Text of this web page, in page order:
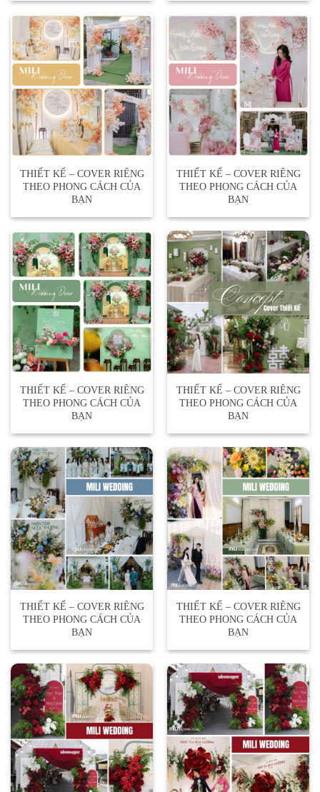
THIẾT KẾ – COVER RIÊNG
THEO PHONG CÁCH CỦA
BẠN
THIẾT KẾ – COVER RIÊNG
THEO PHONG CÁCH CỦA
BẠN
THIẾT KẾ – COVER RIÊNG
THEO PHONG CÁCH CỦA
BẠN
THIẾT KẾ – COVER RIÊNG
THEO PHONG CÁCH CỦA
BẠN
THIẾT KẾ – COVER RIÊNG
THEO PHONG CÁCH CỦA
BẠN
THIẾT KẾ – COVER RIÊNG
THEO PHONG CÁCH CỦA
BẠN